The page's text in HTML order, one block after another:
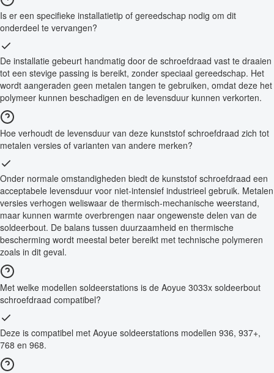
Is er een specifieke installatietip of gereedschap nodig om dit
onderdeel te vervangen?
De installatie gebeurt handmatig door de schroefdraad vast te draaien
tot een stevige passing is bereikt, zonder speciaal gereedschap. Het
wordt aangeraden geen metalen tangen te gebruiken, omdat deze het
polymeer kunnen beschadigen en de levensduur kunnen verkorten.
Hoe verhoudt de levensduur van deze kunststof schroefdraad zich tot
metalen versies of varianten van andere merken?
Onder normale omstandigheden biedt de kunststof schroefdraad een
acceptabele levensduur voor niet-intensief industrieel gebruik. Metalen
versies verhogen weliswaar de thermisch-mechanische weerstand,
maar kunnen warmte overbrengen naar ongewenste delen van de
soldeerbout. De balans tussen duurzaamheid en thermische
bescherming wordt meestal beter bereikt met technische polymeren
zoals in dit geval.
Met welke modellen soldeerstations is de Aoyue 3033x soldeerbout
schroefdraad compatibel?
Deze is compatibel met Aoyue soldeerstations modellen 936, 937+,
768 en 968.